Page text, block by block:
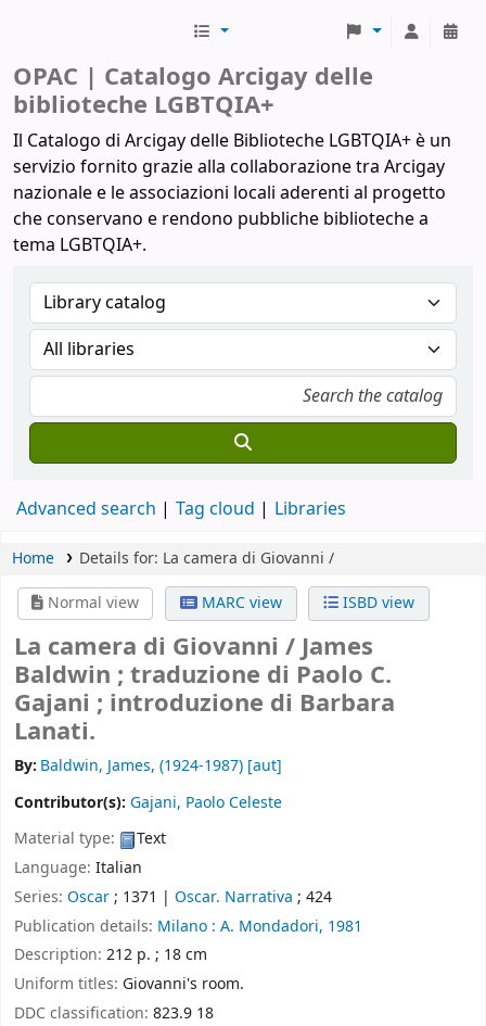
OPAC | Catalogo Arcigay delle
biblioteche LGBTQIA+
Il Catalogo di Arcigay delle Biblioteche LGBTQIA+ è un
servizio fornito grazie alla collaborazione tra Arcigay
nazionale e le associazioni locali aderenti al progetto
che conservano e rendono pubbliche biblioteche a
tema LGBTQIA+.
Advanced search Tag cloud Libraries
Home Details for: La camera di Giovanni /
Normal view
MARC view ISBD view
La camera di Giovanni / James
Baldwin ; traduzione di Paolo C.
Gajani ; introduzione di Barbara
Lanati.
By: Baldwin, James, (1924-1987) [aut]
Contributor(s): Gajani, Paolo Celeste
Material type:
Text
Language: Italian
Series: Oscar; 1371 | Oscar. Narrativa ; 424
Publication details: Milano : A. Mondadori, 1981
Description: 212 p. ; 18 cm
Uniform titles: Giovanni's room.
DDC classification: 823.9 18